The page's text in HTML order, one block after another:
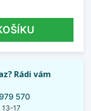
Rádi vám
570
13-17